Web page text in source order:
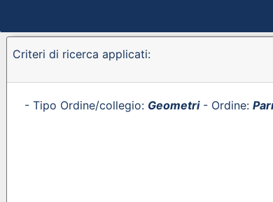
Criteri di ricerca applicati:
- Tipo Ordine/collegio: Geometri- Ordine: